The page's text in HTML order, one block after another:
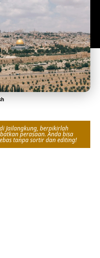
Jailangkung, berpikirlah
perasaan. Anda bisa
tanpa sortir dan editing!